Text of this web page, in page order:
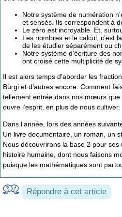
Notre système de numération
et sensés. Ils correspondent à
Le zéro est incroyable. Et,
Les nombres et le calcul, c’est
de les étudier séparément ou
Notre système d’écriture des
ont croisé cette multiplicité de
Il est alors temps d’aborder les
Bürgi et d’autres encore. Comment
tellement entrée dans nos mœurs que
ouvre l’esprit, en plus de nous cultiver.
Dans l’année, lors des années
Un livre documentaire, un roman, un
Nous découvrirons la base 2 pour
histoire humaine, dont nous faisons
puisque les mathématiques sont
Répondre à cet article